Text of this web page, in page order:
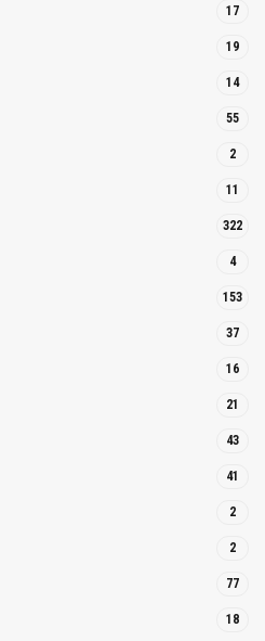
17
19
14
55
2
11
322
4
153
37
16
21
43
41
2
2
77
18